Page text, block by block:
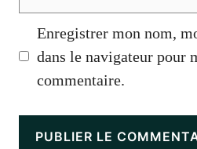
Enregistrer mon nom,
dans le navigateur pour
commentaire.